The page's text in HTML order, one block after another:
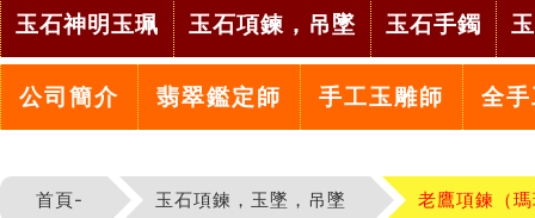
玉石神明玉珮 玉石項鍊，吊墜 玉石手鐲
公司簡介 翡翠鑑定師 手工玉雕師 全
首頁- 玉石項鍊，玉墜，吊墜 老鷹項鍊（